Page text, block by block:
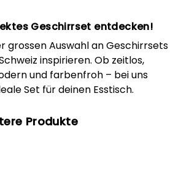
Geschirrset entdecken!
grossen Auswahl an Geschirrsets
inspirieren. Ob zeitlos,
und farbenfroh – bei uns
Set für deinen Esstisch.
Produkte